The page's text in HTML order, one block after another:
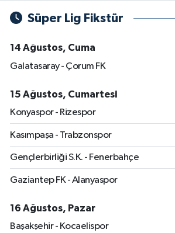
Süper Lig Fikstür
14 Ağustos, Cuma
Galatasaray - Çorum FK
15 Ağustos, Cumartesi
Konyaspor - Rizespor
Kasımpaşa - Trabzonspor
Gençlerbirliği S.K. - Fenerbahçe
Gaziantep FK - Alanyaspor
16 Ağustos, Pazar
Başakşehir - Kocaelispor